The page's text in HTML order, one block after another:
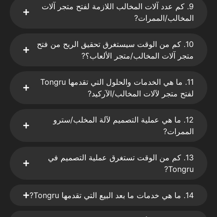
9. كم عدد آلات المخالب اللازمة لفتح متجر آلات
المخالب/الممرات?
10. كم من الوقت سيستغرق تحقيق الربح من فتح
متجر آلات المخالب/متجر الألعاب؟?
11. ما هي الخدمات والحلول التي تقدمها Tongru
لفتح متجر لآلات المخالب/الآركيد?
12. ما هي عملية التصميم لآلة المخلب/سترو
الممرات?
13. كم من الوقت تستغرق عملية التصميم في
Tongru?
14. ما هي خدمات ما بعد البيع التي تقدمها Tongru?